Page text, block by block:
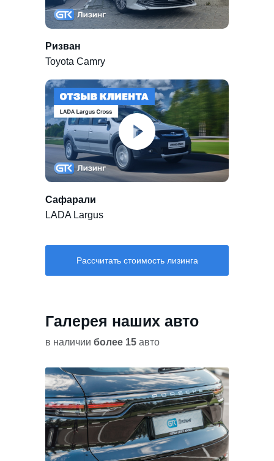
Ризван
Toyota Camry
Сафарали
LADA Largus
Рассчитать стоимость лизинга
Галерея наших авто
в наличии более 15 авто